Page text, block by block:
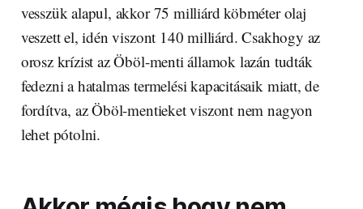
vesszük alapul, akkor 75 milliárd köbméter olaj
veszett el, idén viszont 140 milliárd. Csakhogy az
orosz krízist az Öböl-menti államok lazán tudták
fedezni a hatalmas termelési kapacitásaik miatt, de
fordítva, az Öböl-mentieket viszont nem nagyon
lehet pótolni.